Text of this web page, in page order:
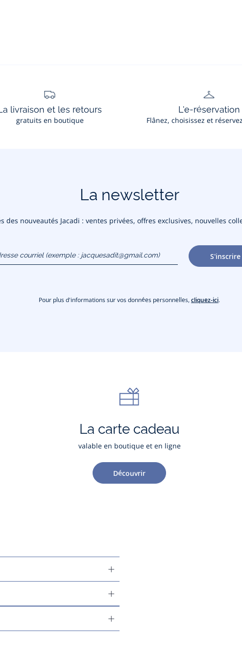
livraison et les retours
gratuits en boutique
L'e-réservation
Flânez, choisissez et
La newsletter
des nouveautés Jacadi : ventes privées, offres exclusives, nouvelles
:
S'inscrire
Pour plus d'informations sur vos données personnelles, cliquez-ici.
La carte cadeau
valable en boutique et en ligne
Découvrir